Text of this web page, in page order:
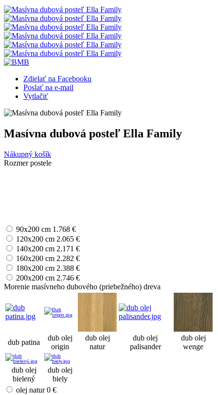
Zdielať na Facebooku
Poslať na e-mail
Vytlačiť
Masívna dubová posteľ Ella Family
Nákupný košík
Rozmer postele
90x200 cm 1.768 €
120x200 cm 2.065 €
140x200 cm 2.171 €
160x200 cm 2.282 €
180x200 cm 2.388 €
200x200 cm 2.746 €
Morenie masívneho dubového (priebežného) dreva
dub patina
dub olej
origin
dub olej
natur
dub olej
palisander
dub olej
wenge
dub olej
bielený
dub olej
biely
olej natur0 €